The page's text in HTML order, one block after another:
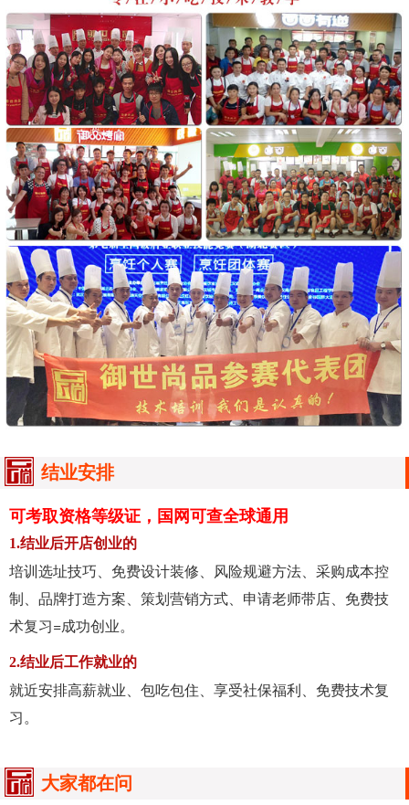
结业安排
可考取资格等级证，国网可查全球通用
1.结业后开店创业的
培训选址技巧、免费设计装修、风险规避方法、采购成本控
制、品牌打造方案、策划营销方式、申请老师带店、免费技
术复习=成功创业。
2.结业后工作就业的
就近安排高薪就业、包吃包住、享受社保福利、免费技术复
习。
大家都在问